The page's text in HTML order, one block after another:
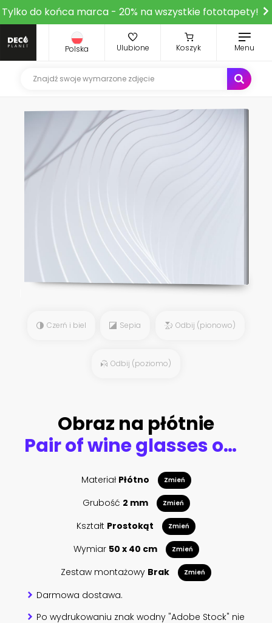
Tylko do końca marca - 20% na wszystkie fototapety!
Polska Ulubione Koszyk Menu
Czerń i biel Sepia Odbij (pionowo)
Odbij (poziomo)
Obraz na płótnie
Pair of wine glasses on a bar at sunset.
Materiał Płótno Zmień
Grubość 2 mm Zmień
Kształt Prostokąt Zmień
Wymiar 50 x 40 cm Zmień
Zestaw montażowy Brak Zmień
Darmowa dostawa.
Po wydrukowaniu znak wodny "Adobe Stock" nie